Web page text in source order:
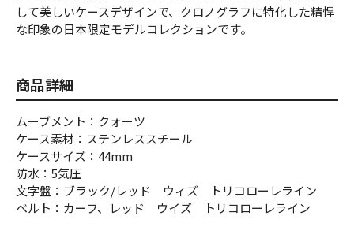
して美しいケースデザインで、クロノグラフに特化した精悍
な印象の日本限定モデルコレクションです。
商品詳細
ムーブメント：クォーツ
ケース素材：ステンレススチール
ケースサイズ：44mm
防水：5気圧
文字盤：ブラック/レッド ウィズ トリコローレライン
ベルト：カーフ、レッド ウイズ トリコローレライン